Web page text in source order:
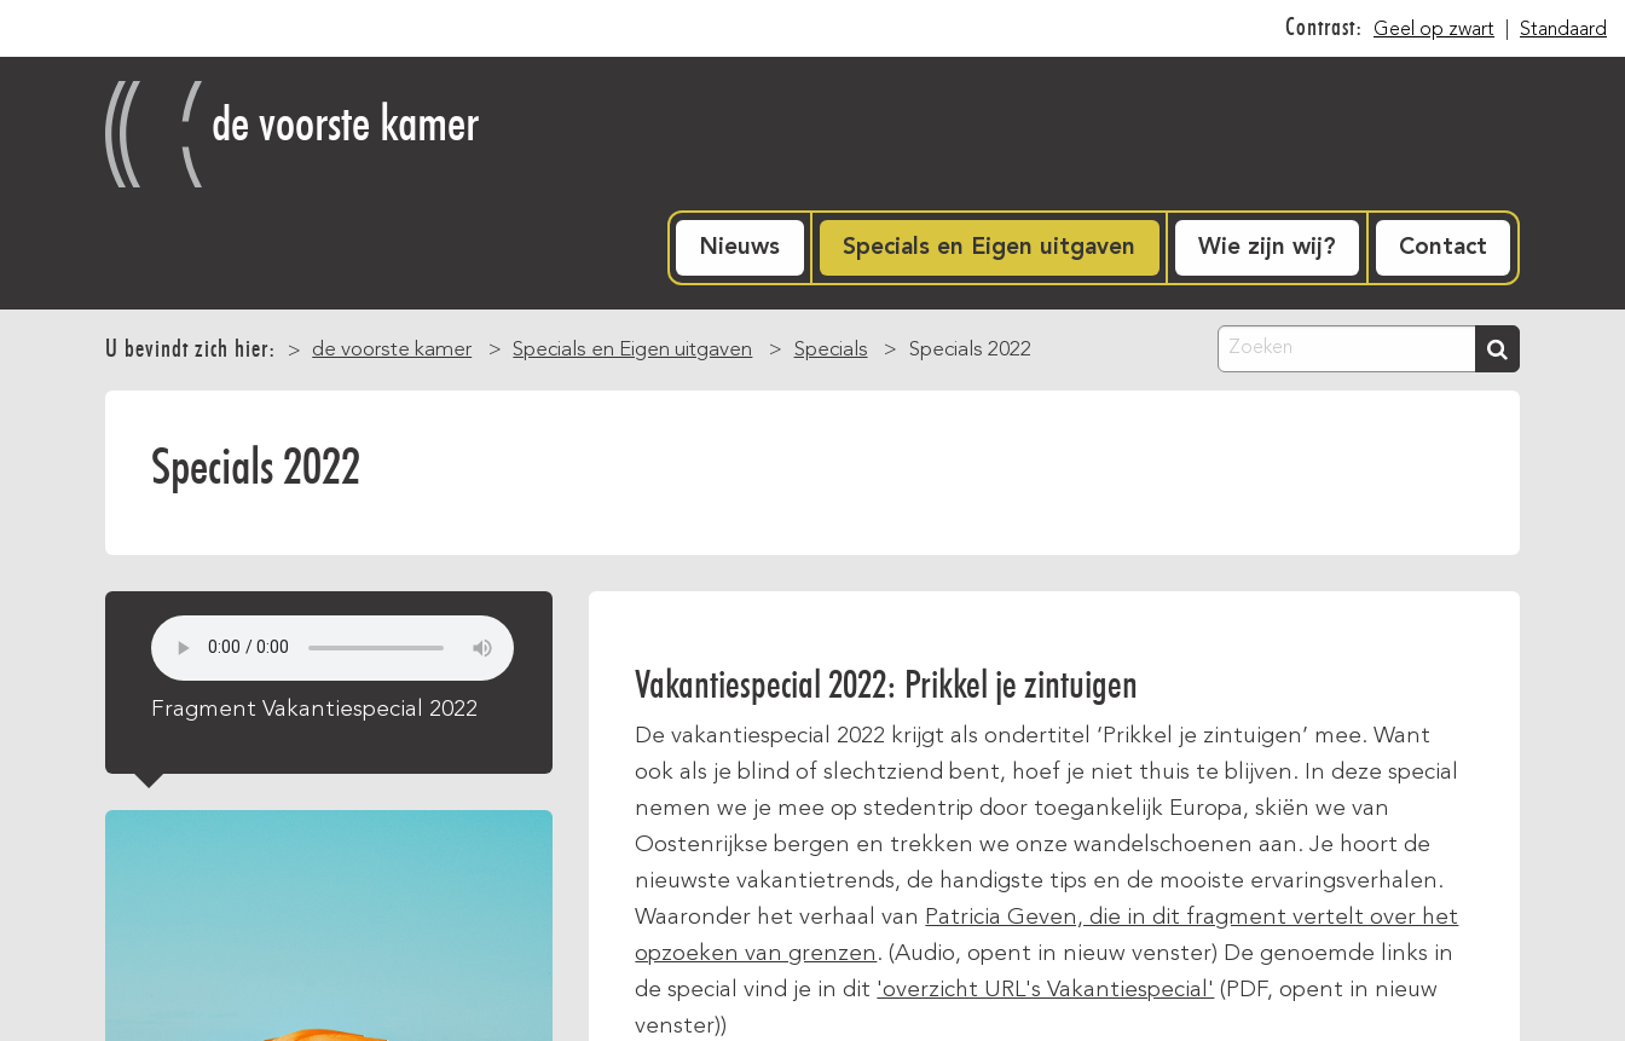
en
Contrast: Geel op zwart Standaard
de voorste kamer
Nieuws Specials en Eigen uitgaven Wie zijn wij? Contact
U bevindt zich hier: de voorste kamer Specials en Eigen uitgaven Specials Specials 2022 Zoeken
Specials 2022
Fragment Vakantiespecial 2022
Vakantiespecial 2022: Prikkel je zintuigen
De vakantiespecial 2022 krijgt als ondertitel ‘Prikkel je zintuigen’ mee. Want
ook als je blind of slechtziend bent, hoef je niet thuis te blijven. In deze special
nemen we je mee op stedentrip door toegankelijk Europa, skiën we van
Oostenrijkse bergen en trekken we onze wandelschoenen aan. Je hoort de
nieuwste vakantietrends, de handigste tips en de mooiste ervaringsverhalen.
Waaronder het verhaal van Patricia Geven, die in dit fragment vertelt over het
opzoeken van grenzen . (Audio, opent in nieuw venster) De genoemde links in
de special vind je in dit 'overzicht URL's Vakantiespecial' (PDF, opent in nieuw
venster))